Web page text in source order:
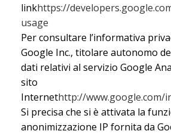
linkhttps://
usage
Per consultare l’informativa
Google Inc., titolare autonomo
dati relativi al servizio Google
sito
Internethttp://www.google.com/
Si precisa che si è attivata la
anonimizzazione IP fornita da